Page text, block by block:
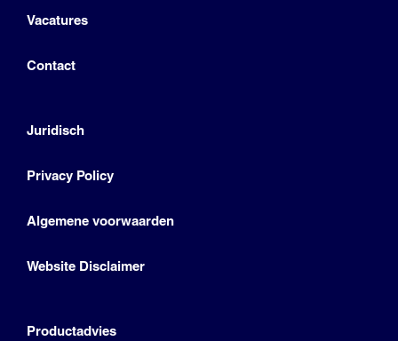
Vacatures
Contact
Juridisch
Privacy Policy
Algemene voorwaarden
Website Disclaimer
Productadvies